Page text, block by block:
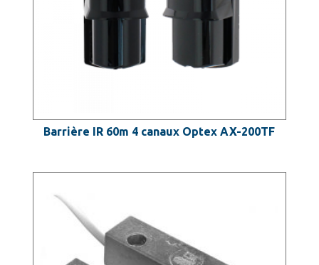
Barrière IR 60m 4 canaux Optex AX-200TF